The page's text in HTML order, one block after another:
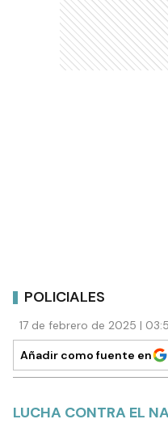
POLICIALES
17 de febrero de 2025 |
Añadir como fuente en
LUCHA CONTRA EL